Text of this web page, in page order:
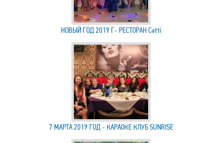
НОВЫЙ ГОД 2019 Г- РЕСТОРАН Сәтті
7 МАРТА 2019 ГОД - КАРАОКЕ КЛУБ SUNRISE